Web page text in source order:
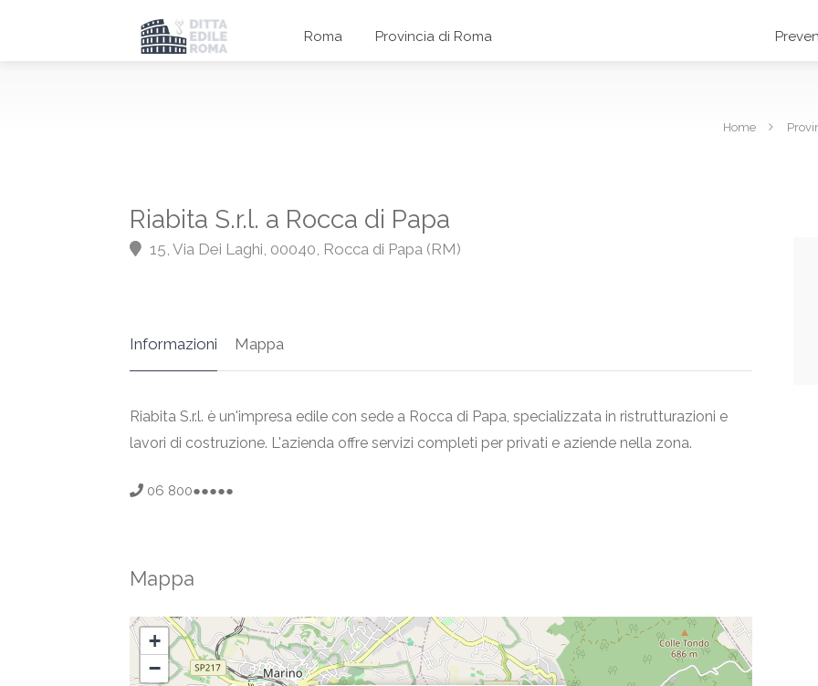
Roma Provincia di Roma
Home
Riabita S.r.l. a Rocca di Papa
15, Via Dei Laghi, 00040, Rocca di Papa (RM)
Informazioni Mappa
Riabita S.r.l. è un'impresa edile con sede a Rocca di Papa, specializzata in ristrutturazioni e
lavori di costruzione. L'azienda offre servizi completi per privati e aziende nella zona.
06 800●●●●●
Mappa
+
−